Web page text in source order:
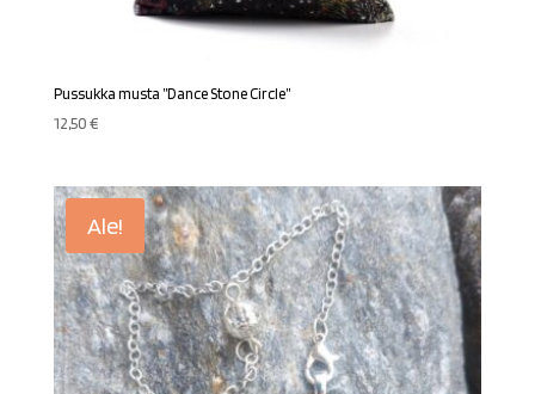
Pussukka musta ”Dance Stone Circle”
12,50€
Ale!